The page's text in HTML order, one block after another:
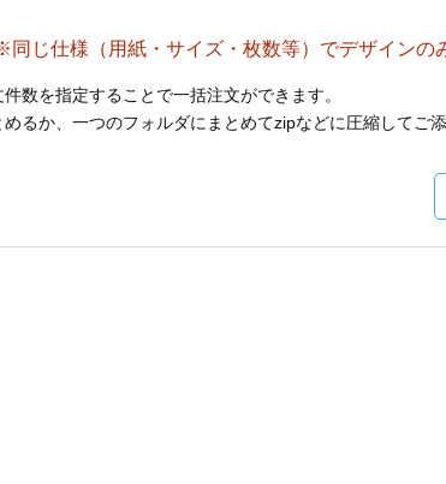
同じ仕様（用紙・サイズ・枚数等）でデザインの
数を指定することで一括注文ができます。
るか、一つのフォルダにまとめてzipなどに圧縮してご